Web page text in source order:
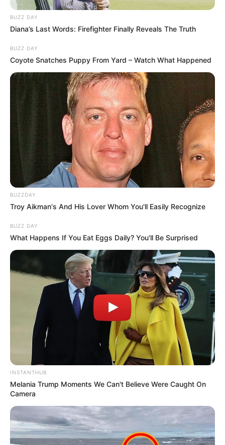
BUZZ DAY
Diana’s Last Words: Firefighter Finally Reveals The Truth
BUZZ DAY
Coyote Snatches Puppy From Yard – Watch What Happened
BUZZDAY
Troy Aikman's And His Lover Whom You'll Easily Recognize
BUZZ DAY
What Happens If You Eat Eggs Daily? You'll Be Surprised
INSTANTHUB
Melania Trump Moments We Can't Believe Were Caught On
Camera